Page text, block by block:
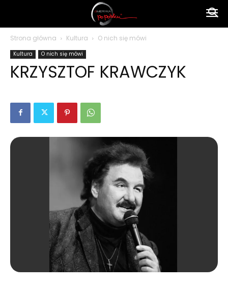
polsku
Strona główna Kultura O nich się mówi
Kultura O nich się mówi
KRZYSZTOF KRAWCZYK